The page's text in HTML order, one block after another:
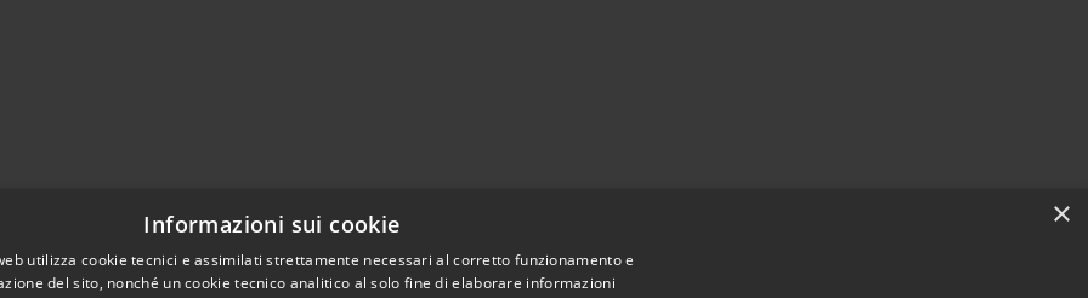
×
Informazioni sui cookie
utilizza cookie tecnici e assimilati strettamente necessari al corretto funzionamento e
del sito, nonché un cookie tecnico analitico al solo fine di elaborare informazioni